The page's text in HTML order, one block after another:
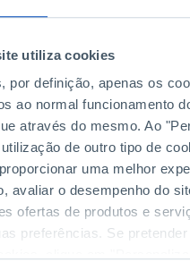
utiliza cookies
por definição, apenas os
ao normal funcionamento
através do mesmo. Ao
de outro tipo de
uma melhor
avaliar o desempenho do
ofertas de produtos e
preferências. Se